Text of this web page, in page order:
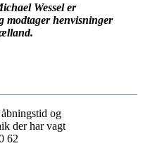
Wessel er
modtager henvisninger
og
der har vagt
62